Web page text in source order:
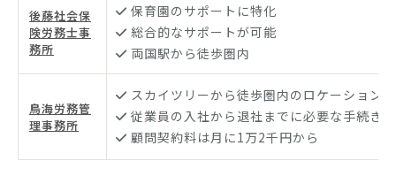
後藤社会保
険労務士事
務所
保育園のサポートに特化
総合的なサポートが可能
両国駅から徒歩圏内
鳥海労務管
理事務所
スカイツリーから徒歩圏内のロケーション
従業員の入社から退社までに必要な手続き
顧問契約料は月に1万2千円から